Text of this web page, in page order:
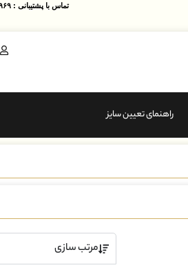
تماس با پشتیبانی : ۰۹۳۹۵۵۰۵۹۶۹
راهنمای تعیین سایز
مرتب سازی